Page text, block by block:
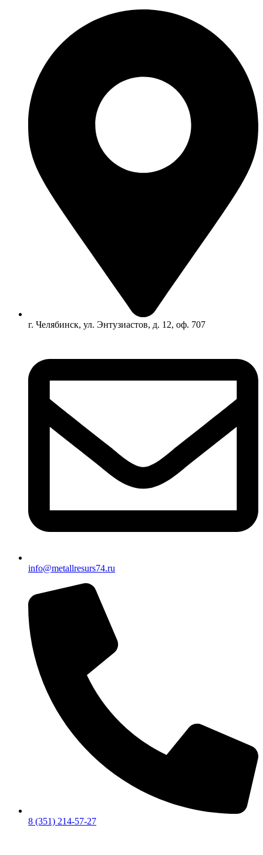
г. Челябинск, ул. Энтузиастов, д. 12, оф. 707
info@metallresurs74.ru
8 (351) 214-57-27